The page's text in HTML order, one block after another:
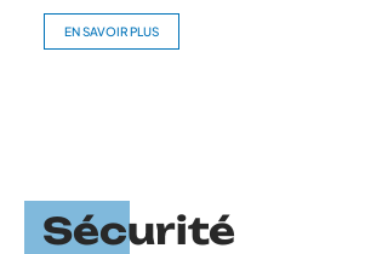
EN SAVOIR PLUS
Sécurité